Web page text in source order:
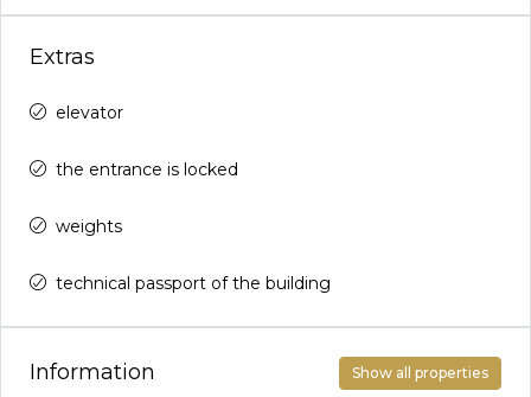
Extras
elevator
the entrance is locked
weights
technical passport of the building
Information Show all properties